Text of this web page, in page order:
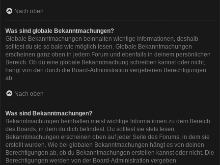
Nach oben
Was sind globale Bekanntmachungen?
Globale Bekanntmachungen beinhalten wichtige Informationen, deshalb
solltest du sie so bald wie möglich lesen. Globale Bekanntmachungen
erscheinen ganz oben in jedem Forum und ebenfalls in deinem persönlichen
Bereich. Ob du eine globale Bekanntmachung schreiben kannst oder nicht,
hängt von den durch die Board-Administration vergebenen Berechtigungen
ab.
Nach oben
Was sind Bekanntmachungen?
Bekanntmachungen beinhalten meist wichtige Informationen zu dem Bereich
des Boards, in dem du dich befindest. Du solltest sie stets lesen.
Bekanntmachungen erscheinen oben auf jeder Seite des Forums, in dem sie
erstellt wurden. Wie bei globalen Bekanntmachungen hängt es von deinen
Berechtigungen ab, ob du Bekanntmachungen erstellen kannst oder nicht. Die
Berechtigungen werden von der Board-Administration vergeben.